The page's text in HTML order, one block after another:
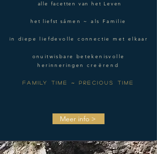
alle facetten van het Leven
het liefstsámen ~ als Familie
in diepe liefdevolle connectie met elkaar
onuitwisbare betekenisvolle
herinneringen creërend
FAMILY TIME ~ PRECIOUS TIME
Meer info >